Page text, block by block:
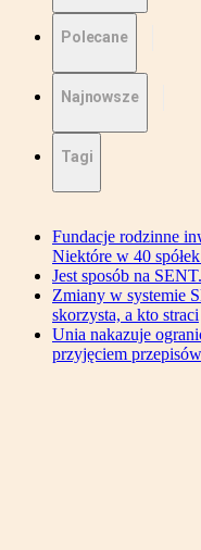
Polecane
Najnowsze
Tagi
Fundacje rodzinne
Niektóre w 40
Jest sposób na
Zmiany w systemie
skorzysta, a kto straci
Unia nakazuje
przyjęciem przepisów